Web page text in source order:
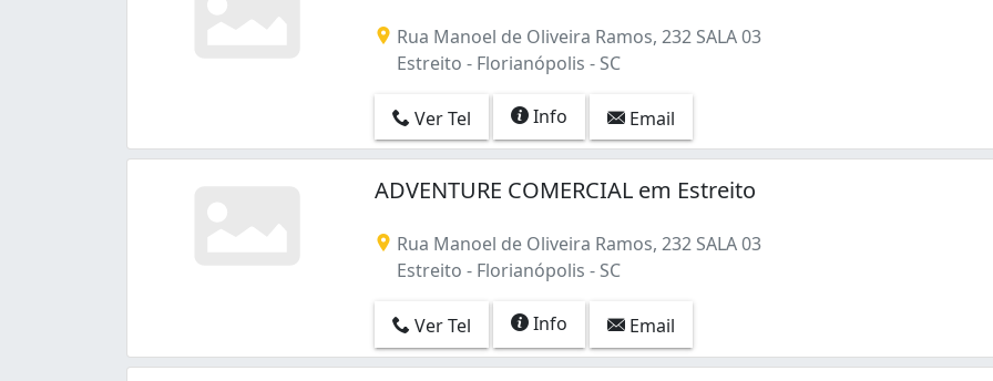
Rua Manoel de Oliveira Ramos, 232 SALA 03
Estreito - Florianópolis - SC
Ver Tel Info Email
ADVENTURE COMERCIAL em Estreito
Rua Manoel de Oliveira Ramos, 232 SALA 03
Estreito - Florianópolis - SC
Ver Tel Info Email